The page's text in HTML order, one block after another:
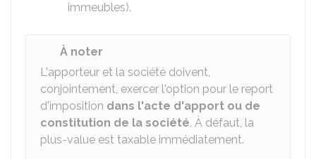
immeubles).
À noter
L'apporteur et la société doivent,
conjointement, exercer l'option pour le report
d'imposition dans l'acte d'apport ou de
constitution de la société. À défaut, la
plus-value est taxable immédiatement.